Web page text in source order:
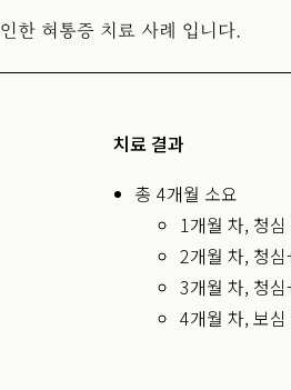
한 혀통증 치료 사례 입니다.
치료 결과
총 4개월 소요
1개월 차, 청
2개월 차, 청
3개월 차, 청
4개월 차, 보